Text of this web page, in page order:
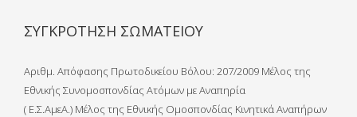
ΣΥΓΚΡΟΤΗΣΗ ΣΩΜΑΤΕΙΟΥ
Αριθμ. Απόφασης Πρωτοδικείου Βόλου: 207/2009 Μέλος της
Εθνικής Συνομοσπονδίας Ατόμων με Αναπηρία
( Ε.Σ.ΑμεΑ.) Μέλος της Εθνικής Ομοσπονδίας Κινητικά Αναπήρων